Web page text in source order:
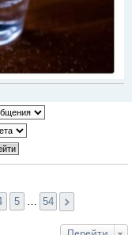
5 … 54